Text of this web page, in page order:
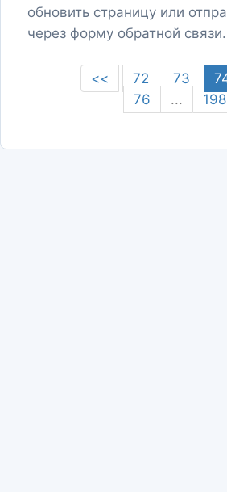
обновить страницу или
через форму обратной связи.
<< 72 73
76
... 198